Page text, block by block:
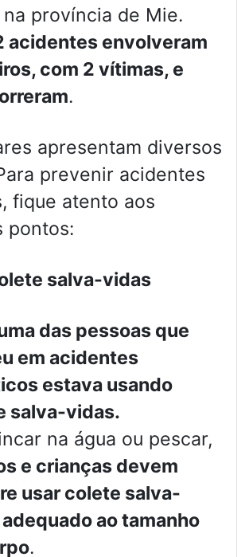
na província de Mie.
acidentes envolveram
com 2 vítimas, e
.
apresentam diversos
prevenir acidentes
fique atento aos
pontos:
salva-vidas
das pessoas que
em acidentes
estava usando
salva-vidas.
na água ou pescar,
e crianças devem
usar colete salva-
ao tamanho
.